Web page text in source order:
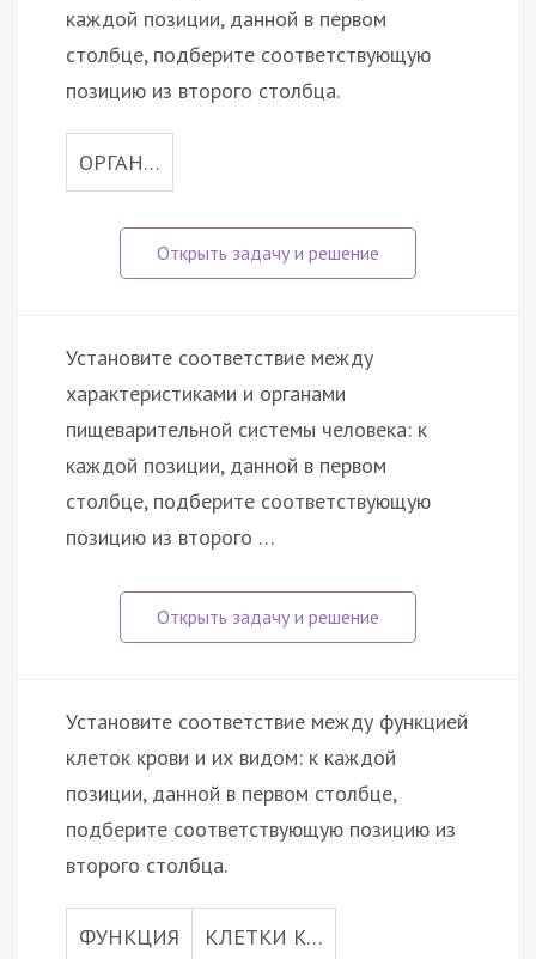
каждой позиции, данной в первом
столбце, подберите соответствующую
позицию из второго столбца.
ОРГАН…
Установите соответствие между
характеристиками и органами
пищеварительной системы человека: к
каждой позиции, данной в первом
столбце, подберите соответствующую
позицию из второго …
Установите соответствие между функцией
клеток крови и их видом: к каждой
позиции, данной в первом столбце,
подберите соответствующую позицию из
второго столбца.
ФУНКЦИЯ КЛЕТКИ К…